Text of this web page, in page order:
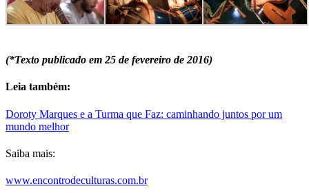
(*Texto publicado em 25 de fevereiro de 2016)
Leia também:
Doroty Marques e a Turma que Faz: caminhando juntos por um
mundo melhor
Saiba mais:
www.encontrodeculturas.com.br